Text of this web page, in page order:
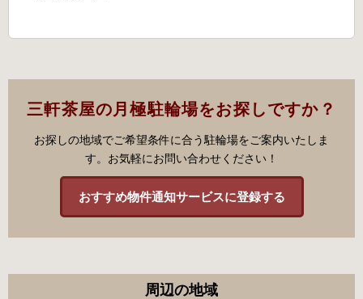
三軒茶屋の月極駐輪場をお探しですか？
お探しの地域でご希望条件に合う駐輪場をご案内いたしま
す。お気軽にお問い合わせください！
おすすめ物件通知サービスに登録する
周辺の地域